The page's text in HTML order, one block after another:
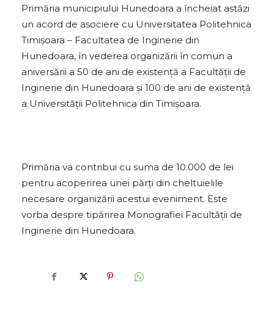
Primăria municipiului Hunedoara a încheiat astăzi
un acord de asociere cu Universitatea Politehnica
Timișoara – Facultatea de Inginerie din
Hunedoara, în vederea organizării în comun a
aniversării a 50 de ani de existență a Facultății de
Inginerie din Hunedoara și 100 de ani de existență
a Universității Politehnica din Timișoara.
Primăria va contribui cu suma de 10.000 de lei
pentru acoperirea unei părți din cheltuielile
necesare organizării acestui eveniment. Este
vorba despre tipărirea Monografiei Facultății de
Inginerie din Hunedoara.